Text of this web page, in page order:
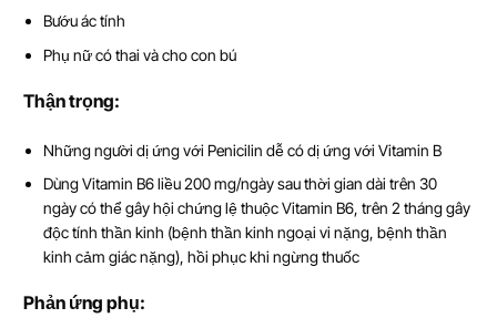
Bướu ác tính
Phụ nữ có thai và cho con bú
Thận trọng:
Những người dị ứng với Penicilin dễ có dị ứng với Vitamin B
Dùng Vitamin B6 liều 200 mg/ngày sau thời gian dài trên 30
ngày có thể gây hội chứng lệ thuộc Vitamin B6, trên 2 tháng gây
độc tính thần kinh (bệnh thần kinh ngoại vi nặng, bệnh thần
kinh cảm giác nặng), hồi phục khi ngừng thuốc
Phản ứng phụ: